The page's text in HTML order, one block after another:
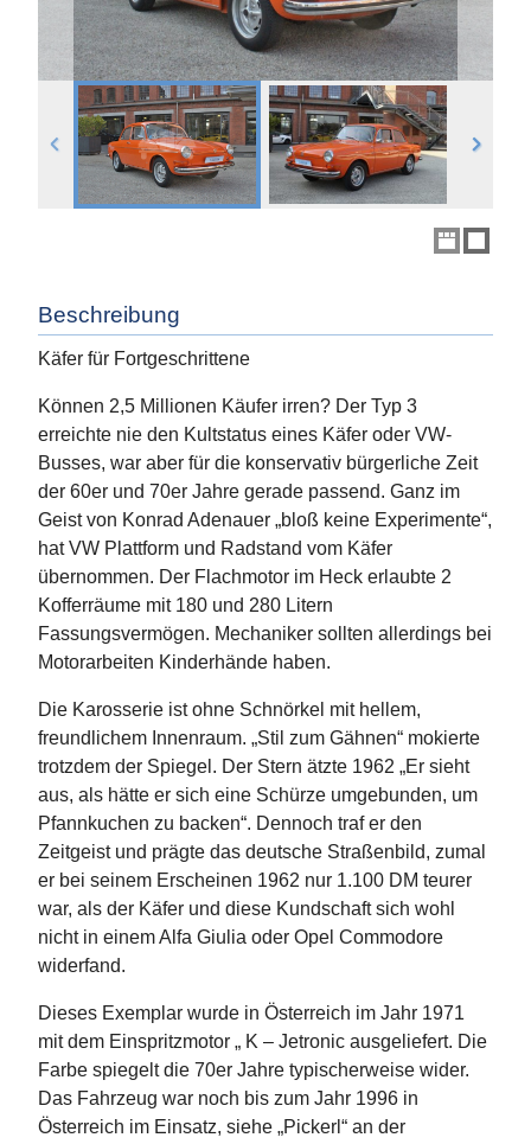
Beschreibung
Käfer für Fortgeschrittene
Können 2,5 Millionen Käufer irren? Der Typ 3
erreichte nie den Kultstatus eines Käfer oder VW-
Busses, war aber für die konservativ bürgerliche Zeit
der 60er und 70er Jahre gerade passend. Ganz im
Geist von Konrad Adenauer „bloß keine Experimente“,
hat VW Plattform und Radstand vom Käfer
übernommen. Der Flachmotor im Heck erlaubte 2
Kofferräume mit 180 und 280 Litern
Fassungsvermögen. Mechaniker sollten allerdings bei
Motorarbeiten Kinderhände haben.
Die Karosserie ist ohne Schnörkel mit hellem,
freundlichem Innenraum. „Stil zum Gähnen“ mokierte
trotzdem der Spiegel. Der Stern ätzte 1962 „Er sieht
aus, als hätte er sich eine Schürze umgebunden, um
Pfannkuchen zu backen“. Dennoch traf er den
Zeitgeist und prägte das deutsche Straßenbild, zumal
er bei seinem Erscheinen 1962 nur 1.100 DM teurer
war, als der Käfer und diese Kundschaft sich wohl
nicht in einem Alfa Giulia oder Opel Commodore
widerfand.
Dieses Exemplar wurde in Österreich im Jahr 1971
mit dem Einspritzmotor „ K – Jetronic ausgeliefert. Die
Farbe spiegelt die 70er Jahre typischerweise wider.
Das Fahrzeug war noch bis zum Jahr 1996 in
Österreich im Einsatz, siehe „Pickerl“ an der